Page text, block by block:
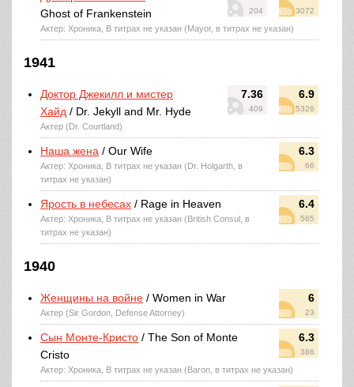
204 3072
Ghost of Frankenstein
Актер: Хроника, В титрах не указан (Mayor, в титрах не указан)
1941
7.36
409
6.9
5326
Доктор Джекилл и мистер
Хайд / Dr. Jekyll and Mr. Hyde
Актер (Dr. Courtland)
6.3
66
Наша жена / Our Wife
Актер: Хроника, В титрах не указан (Dr. Holgarth, в
титрах не указан)
6.4
565
Ярость в небесах / Rage in Heaven
Актер: Хроника, В титрах не указан (British Consul, в
титрах не указан)
1940
6
23
Женщины на войне / Women in War
Актер (Sir Gordon, Defense Attorney)
6.3
386
Сын Монте-Кристо / The Son of Monte
Cristo
Актер: Хроника, В титрах не указан (Baron, в титрах не указан)